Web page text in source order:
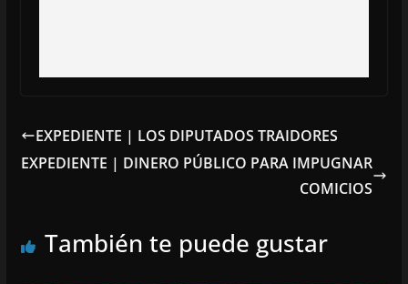
EXPEDIENTE | LOS DIPUTADOS TRAIDORES
EXPEDIENTE | DINERO PÚBLICO PARA IMPUGNAR
COMICIOS
También te puede gustar